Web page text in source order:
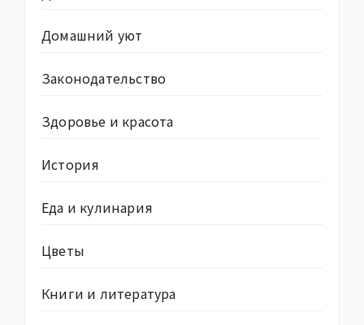
Домашний уют
Законодательство
Здоровье и красота
История
Еда и кулинария
Цветы
Книги и литература